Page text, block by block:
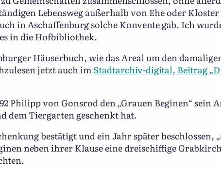
Lebensweg außerhalb von Ehe oder
in Aschaffenburg solche Konvente gab. Ich
in die Hofbibliothek.
Häuserbuch, wie das Areal um den
jetzt auch imStadtarchiv-digital, Beitrag
Philipp von Gonsrod den „Grauen Beginen“ sein
dem Tiergarten geschenkt hat.
bestätigt und ein Jahr später beschlossen,
neben ihrer Klause eine dreischiffige